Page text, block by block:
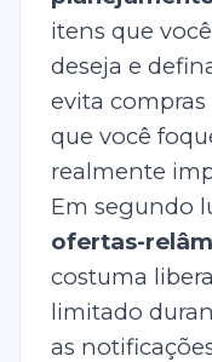
itens que
deseja e
evita
que você
realmente
Em segundo
ofertas-
costuma
limitado
as